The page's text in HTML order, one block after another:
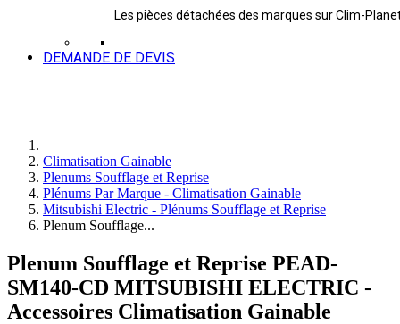
Les pièces détachées des marques sur Clim-
DEMANDE DE DEVIS
Climatisation Gainable
Plenums Soufflage et Reprise
Plénums Par Marque - Climatisation Gainable
Mitsubishi Electric - Plénums Soufflage et Reprise
Plenum Soufflage...
Plenum Soufflage et Reprise PEAD-
SM140-CD MITSUBISHI ELECTRIC -
Accessoires Climatisation Gainable